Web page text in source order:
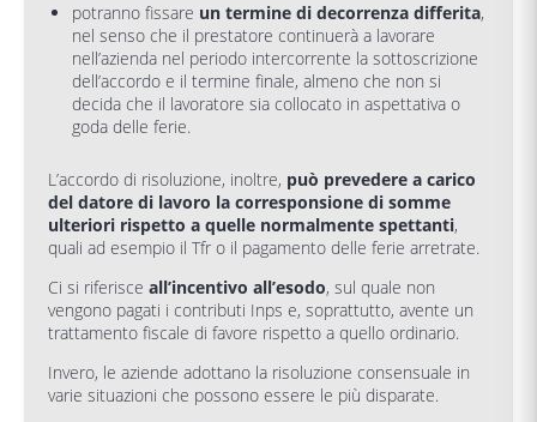
potranno fissare un termine di decorrenza differita,
nel senso che il prestatore continuerà a lavorare
nell’azienda nel periodo intercorrente la sottoscrizione
dell’accordo e il termine finale, almeno che non si
decida che il lavoratore sia collocato in aspettativa o
goda delle ferie.
L’accordo di risoluzione, inoltre, può prevedere a carico
del datore di lavoro la corresponsione di somme
ulteriori rispetto a quelle normalmente spettanti,
quali ad esempio il Tfr o il pagamento delle ferie arretrate.
Ci si riferisce all’incentivo all’esodo, sul quale non
vengono pagati i contributi Inps e, soprattutto, avente un
trattamento fiscale di favore rispetto a quello ordinario.
Invero, le aziende adottano la risoluzione consensuale in
varie situazioni che possono essere le più disparate.